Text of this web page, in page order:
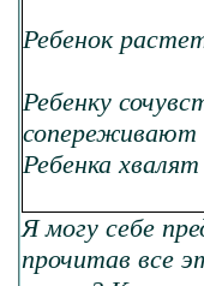
Ребенок
Ребенку
сопереживают
Ребенка хвалят
Я могу себе
прочитав все